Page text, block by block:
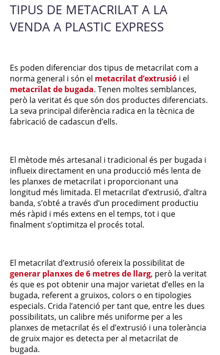
TIPUS DE METACRILAT A LA
VENDA A PLASTIC EXPRESS
Es poden diferenciar dos tipus de metacrilat com a
norma general i són el metacrilat d’extrusió i el
metacrilat de bugada. Tenen moltes semblances,
però la veritat és que són dos productes diferenciats.
La seva principal diferència radica en la tècnica de
fabricació de cadascun d’ells.
El mètode més artesanal i tradicional és per bugada i
influeix directament en una producció més lenta de
les planxes de metacrilat i proporcionant una
longitud més limitada. El metacrilat d’extrusió, d’altra
banda, s’obté a través d’un procediment productiu
més ràpid i més extens en el temps, tot i que
finalment s’optimitza el procés total.
El metacrilat d’extrusió ofereix la possibilitat de
generar planxes de 6 metres de llarg, però la veritat
és que es pot obtenir una major varietat d’elles en la
bugada, referent a gruixos, colors o en tipologies
especials. Crida l’atenció per tant que, entre les dues
possibilitats, un calibre més uniforme per a les
planxes de metacrilat és el d’extrusió i una tolerància
de gruix major es detecta per al metacrilat de
bugada.